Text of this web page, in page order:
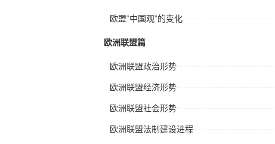
欧盟“中国观”的变化
欧洲联盟篇
欧洲联盟政治形势
欧洲联盟经济形势
欧洲联盟社会形势
欧洲联盟法制建设进程